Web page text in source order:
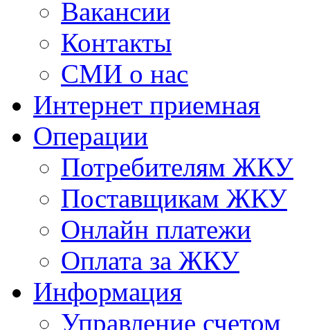
Вакансии
Контакты
СМИ о нас
Интернет приемная
Операции
Потребителям ЖКУ
Поставщикам ЖКУ
Онлайн платежи
Оплата за ЖКУ
Информация
Управление счетом